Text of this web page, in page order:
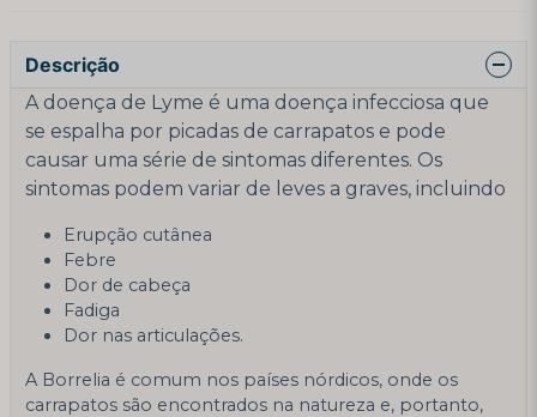
Descrição
A doença de Lyme é uma doença infecciosa que
se espalha por picadas de carrapatos e pode
causar uma série de sintomas diferentes. Os
sintomas podem variar de leves a graves, incluindo
Erupção cutânea
Febre
Dor de cabeça
Fadiga
Dor nas articulações.
A Borrelia é comum nos países nórdicos, onde os
carrapatos são encontrados na natureza e, portanto,